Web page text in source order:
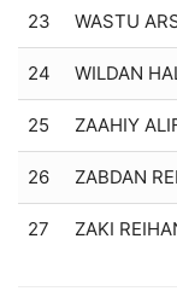
23 WASTU
24 WILDAN
25 ZAAHIY
26 ZABDAN
27 ZAKI